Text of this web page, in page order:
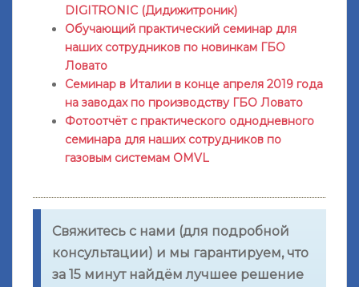
DIGITRONIC (Дидижитроник)
Обучающий практический семинар для
наших сотрудников по новинкам ГБО
Ловато
Семинар в Италии в конце апреля 2019 года
на заводах по производству ГБО Ловато
Фотоотчёт с практического однодневного
семинара для наших сотрудников по
газовым системам OMVL
Свяжитесь с нами (для подробной
консультации) и мы гарантируем, что
за 15 минут найдём лучшее решение